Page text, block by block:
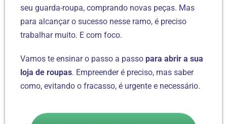
seu guarda-roupa, comprando novas peças. Mas
para alcançar o sucesso nesse ramo, é preciso
trabalhar muito. E com foco.
Vamos te ensinar o passo a passo para abrir a sua
loja de roupas. Empreender é preciso, mas saber
como, evitando o fracasso, é urgente e necessário.